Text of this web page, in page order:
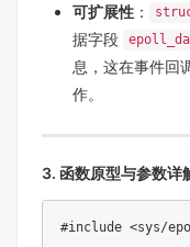
可扩展性 ：
据字段
息，这在事件回
作。
3. 函数原型与参数详
#include <sys/